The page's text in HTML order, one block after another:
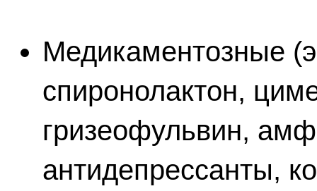
Медикаментозные
спиронолактон,
гризеофульвин,
антидепрессанты,